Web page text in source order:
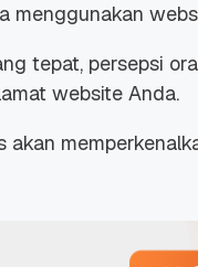
menggunakan
tepat, persepsi
website Anda.
akan